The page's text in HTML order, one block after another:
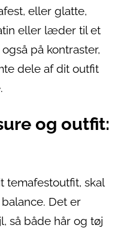
eller glatte,
eller læder til et
på kontraster,
dele af dit outfit
og outfit:
skal
Det er
så både hår og tøj